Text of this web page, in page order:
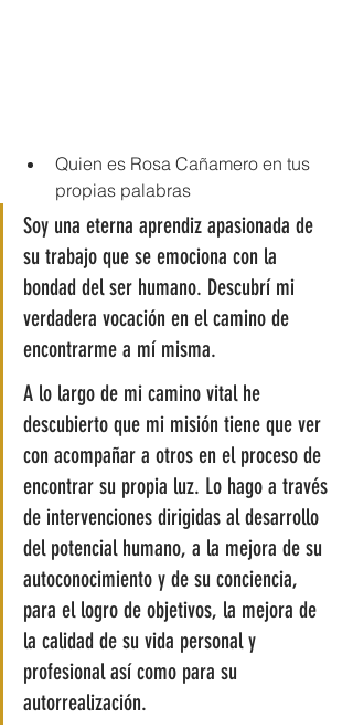
Quien es Rosa Cañamero en tus
propias palabras
Soy una eterna aprendiz apasionada de
su trabajo que se emociona con la
bondad del ser humano. Descubrí mi
verdadera vocación en el camino de
encontrarme a mí misma.
A lo largo de mi camino vital he
descubierto que mi misión tiene que ver
con acompañar a otros en el proceso de
encontrar su propia luz. Lo hago a través
de intervenciones dirigidas al desarrollo
del potencial humano, a la mejora de su
autoconocimiento y de su conciencia,
para el logro de objetivos, la mejora de
la calidad de su vida personal y
profesional así como para su
autorrealización.